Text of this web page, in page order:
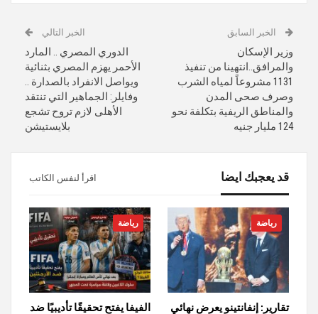
الخبر السابق
وزير الإسكان
والمرافق..انتهينا من تنفيذ
1131 مشروعاً لمياه الشرب
وصرف صحى المدن
والمناطق الريفية بتكلفة نحو
124 مليار جنيه
الخبر التالي
الدوري المصري .. المارد
الأحمر يهزم المصري بثنائية
ويواصل الانفراد بالصدارة ..
وفايلر: الجماهير التي تنتقد
الأهلى لازم تروح تشجع
بلايستيشن
قد يعجبك ايضا اقرأ لنفس الكاتب
رياضة
تقارير: إنفانتينو يعرض نهائي
رياضة
الفيفا يفتح تحقيقًا تأديبيًا ضد